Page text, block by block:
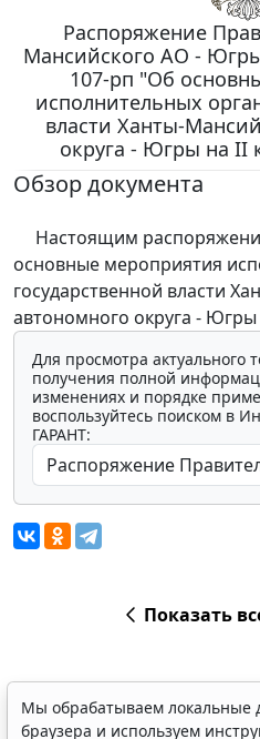
Распоряжение
Мансийского АО - Югры
107-рп "Об
исполнительных
власти Ханты-
округа - Югры на II
Обзор документа
Настоящим
основные мероприятия
государственной власти
автономного округа - Югры
Для просмотра актуального
получения полной
изменениях и порядке
воспользуйтесь поиском в
ГАРАНТ:
Показать
Мы обрабатываем локальные
браузера и используем